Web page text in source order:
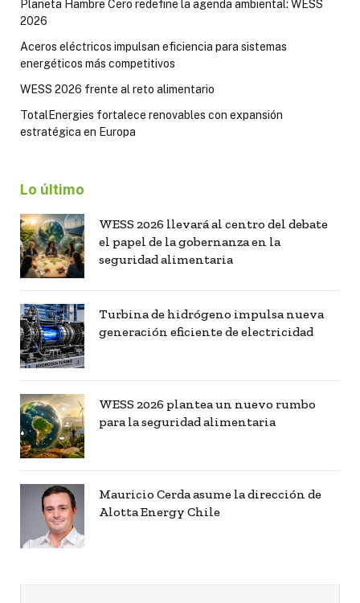
Planeta Hambre Cero redefine la agenda ambiental: WESS
2026
Aceros eléctricos impulsan eficiencia para sistemas
energéticos más competitivos
WESS 2026 frente al reto alimentario
TotalEnergies fortalece renovables con expansión
estratégica en Europa
Lo último
WESS 2026 llevará al centro del debate
el papel de la gobernanza en la
seguridad alimentaria
Turbina de hidrógeno impulsa nueva
generación eficiente de electricidad
WESS 2026 plantea un nuevo rumbo
para la seguridad alimentaria
Mauricio Cerda asume la dirección de
Alotta Energy Chile